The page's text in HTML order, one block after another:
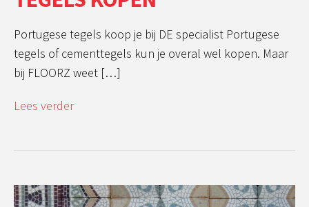
Portugese tegels koop je bij DE specialist Portugese
tegels of cementtegels kun je overal wel kopen. Maar
bij FLOORZ weet […]
Lees verder